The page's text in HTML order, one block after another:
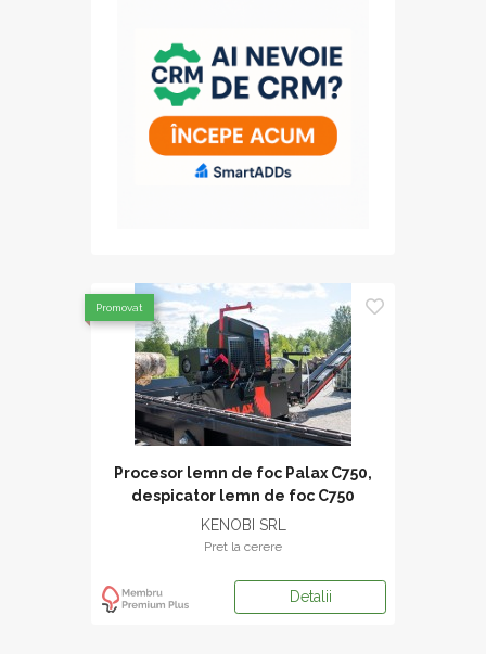
Procesor lemn de foc Palax C750,
despicator lemn de foc C750
KENOBI SRL
Pret la cerere
Detalii
Promovat